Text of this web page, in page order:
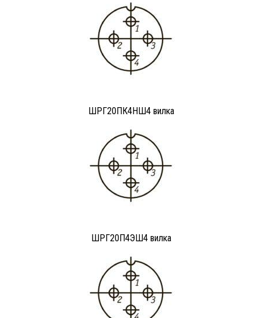
ШРГ20ПК4НШ4 вилка
ШРГ20П4ЭШ4 вилка